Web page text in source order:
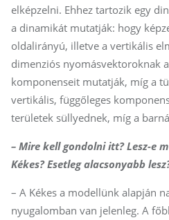
elképzelni. Ehhez tartozik egy
a dinamikát mutatják: hogy
oldalirányú, illetve a vertikális
dimenziós nyomásvektoroknak
komponenseit mutatják, míg a
vertikális, függőleges
területek süllyednek, míg a
– Mire kell gondolni itt? Lesz-e
Kékes? Esetleg alacsonyabb
– A Kékes a modellünk alapján
nyugalomban van jelenleg. A